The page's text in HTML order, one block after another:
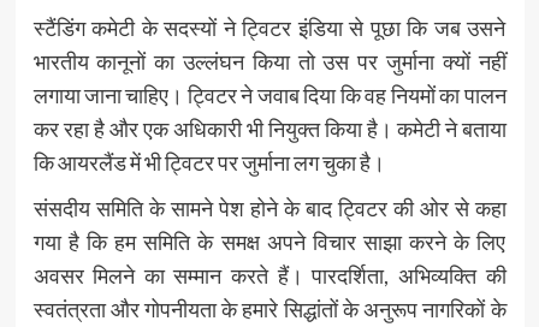
स्टैंडिंग कमेटी के सदस्यों ने ट्विटर इंडिया से पूछा कि जब उसने
भारतीय कानूनों का उल्लंघन किया तो उस पर जुर्माना क्यों नहीं
लगाया जाना चाहिए। ट्विटर ने जवाब दिया कि वह नियमों का पालन
कर रहा है और एक अधिकारी भी नियुक्त किया है। कमेटी ने बताया
कि आयरलैंड में भी ट्विटर पर जुर्माना लग चुका है।
संसदीय समिति के सामने पेश होने के बाद ट्विटर की ओर से कहा
गया है कि हम समिति के समक्ष अपने विचार साझा करने के लिए
अवसर मिलने का सम्मान करते हैं। पारदर्शिता, अभिव्यक्ति की
स्वतंत्रता और गोपनीयता के हमारे सिद्धांतों के अनुरूप नागरिकों के